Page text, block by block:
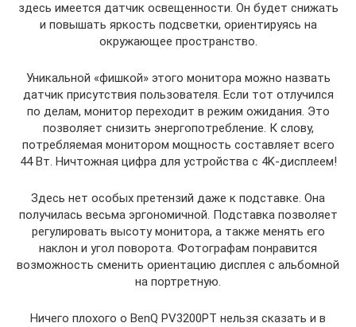
здесь имеется датчик освещенности. Он будет снижать
и повышать яркость подсветки, ориентируясь на
окружающее пространство.
Уникальной «фишкой» этого монитора можно назвать
датчик присутствия пользователя. Если тот отлучился
по делам, монитор переходит в режим ожидания. Это
позволяет снизить энергопотребление. К слову,
потребляемая монитором мощность составляет всего
44 Вт. Ничтожная цифра для устройства с 4K-дисплеем!
Здесь нет особых претензий даже к подставке. Она
получилась весьма эргономичной. Подставка позволяет
регулировать высоту монитора, а также менять его
наклон и угол поворота. Фотографам понравится
возможность сменить ориентацию дисплея с альбомной
на портретную.
Ничего плохого о BenQ PV3200PT нельзя сказать и в